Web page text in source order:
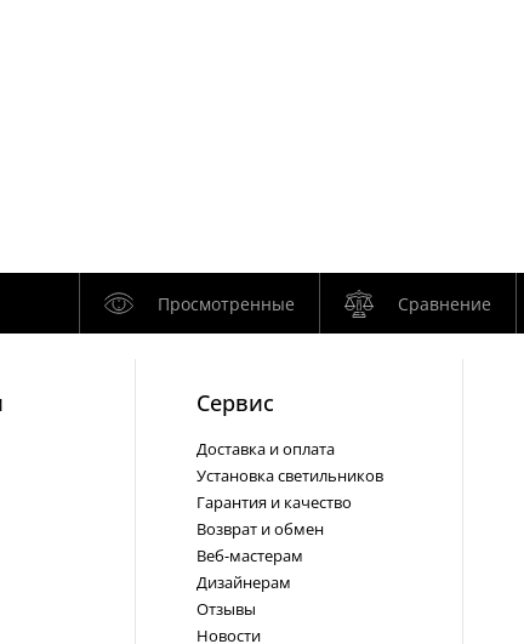
Просмотренные Сравнение
Cервис
Доставка и оплата
Установка светильников
Гарантия и качество
Возврат и обмен
Веб-мастерам
Дизайнерам
Отзывы
Новости